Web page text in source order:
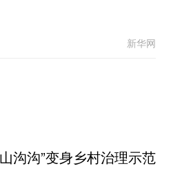
新华网
山沟沟”变身乡村治理示范